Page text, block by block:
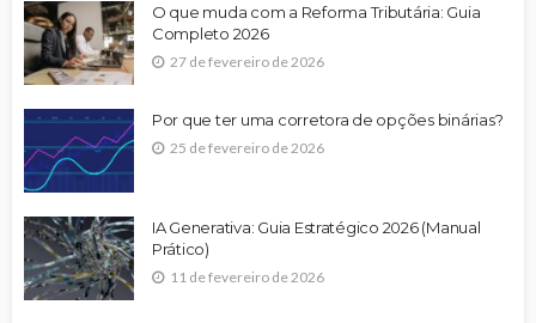
O que muda com a Reforma Tributária: Guia
Completo 2026
27 de fevereiro de 2026
Por que ter uma corretora de opções binárias?
25 de fevereiro de 2026
IA Generativa: Guia Estratégico 2026 (Manual
Prático)
11 de fevereiro de 2026